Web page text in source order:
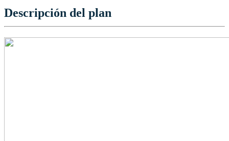
Descripción del plan